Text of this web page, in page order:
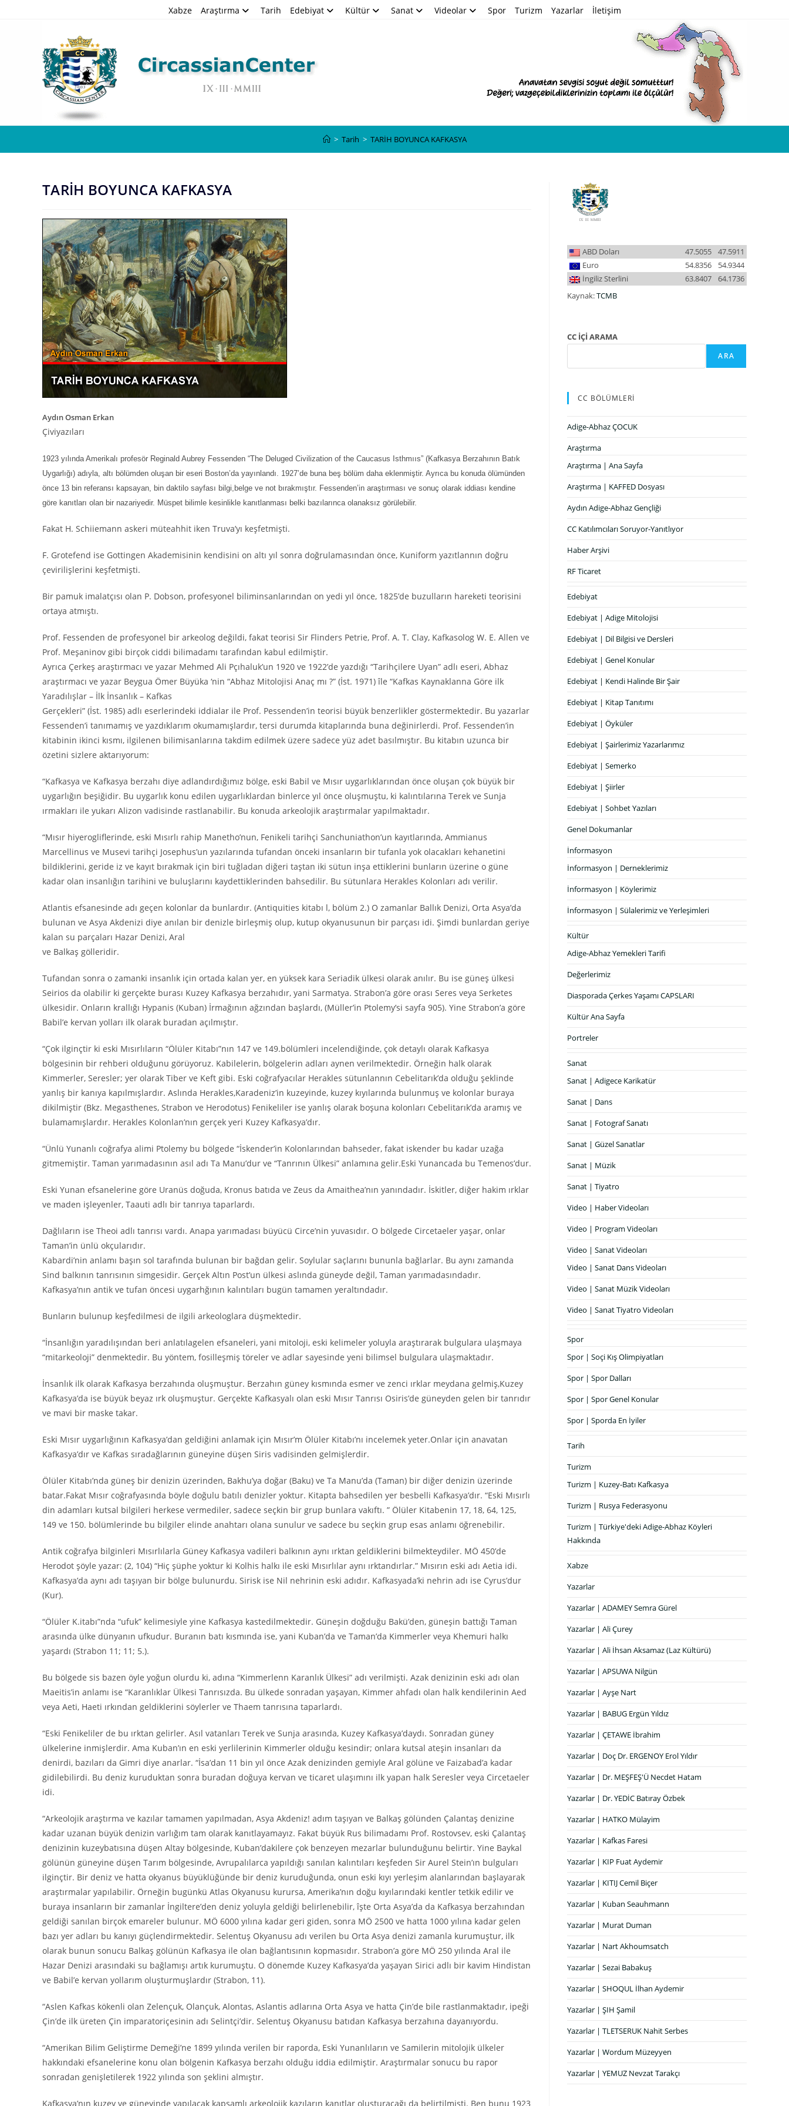
Xabze Araştırma Tarih Edebiyat Kültür Sanat Videolar Spor Turizm Yazarlar İletişim
> Tarih > TARİH BOYUNCA KAFKASYA
TARİH BOYUNCA KAFKASYA
Aydın Osman Erkan
Çiviyazıları
1923 yılında Amerikalı profesör Reginald Aubrey Fessenden “The Deluged Civilization of the Caucasus Isthmııs” (Kafkasya Berzahının Batık
Uygarlığı) adıyla, altı bölümden oluşan bir eseri Boston’da yayınlandı. 1927’de buna beş bölüm daha eklenmiştir. Ayrıca bu konuda ölümünden
önce 13 bin referansı kapsayan, bin daktilo sayfası bilgi,belge ve not bırakmıştır. Fessenden’in araştırması ve sonuç olarak iddiası kendine
göre kanıtları olan bir nazariyedir. Müspet bilimle kesinlikle kanıtlanması belki bazılarınca olanaksız görülebilir.
Fakat H. Schiiemann askeri müteahhit iken Truva’yı keşfetmişti.
F. Grotefend ise Gottingen Akademisinin kendisini on altı yıl sonra doğrulamasından önce, Kuniform yazıtlannın doğru
çevirilişlerini keşfetmişti.
Bir pamuk imalatçısı olan P. Dobson, profesyonel biliminsanlarından on yedi yıl önce, 1825’de buzulların hareketi teorisini
ortaya atmıştı.
Prof. Fessenden de profesyonel bir arkeolog değildi, fakat teorisi Sir Flinders Petrie, Prof. A. T. Clay, Kafkasolog W. E. Allen ve
Prof. Meşaninov gibi birçok ciddi bilimadamı tarafından kabul edilmiştir.
Ayrıca Çerkeş araştırmacı ve yazar Mehmed Ali Pçıhaluk’un 1920 ve 1922’de yazdığı “Tarihçilere Uyan” adlı eseri, Abhaz
araştırmacı ve yazar Beygua Ömer Büyüka ‘nin “Abhaz Mitolojisi Anaç mı ?” (İst. 1971) île “Kafkas Kaynaklanna Göre ilk
Yaradılışlar – İlk İnsanlık – Kafkas
Gerçekleri” (İst. 1985) adlı eserlerindeki iddialar ile Prof. Pessenden’in teorisi büyük benzerlikler göstermektedir. Bu yazarlar
Fessenden’i tanımamış ve yazdıklarım okumamışlardır, tersi durumda kitaplarında buna değinirlerdi. Prof. Fessenden’in
kitabinin ikinci kısmı, ilgilenen bilimisanlarına takdim edilmek üzere sadece yüz adet basılmıştır. Bu kitabın uzunca bir
özetini sizlere aktarıyorum:
“Kafkasya ve Kafkasya berzahı diye adlandırdığımız bölge, eski Babil ve Mısır uygarlıklarından önce oluşan çok büyük bir
uygarlığın beşiğidir. Bu uygarlık konu edilen uygarlıklardan binlerce yıl önce oluşmuştu, ki kalıntılarına Terek ve Sunja
ırmakları ile yukarı Alizon vadisinde rastlanabilir. Bu konuda arkeolojik araştırmalar yapılmaktadır.
“Mısır hiyerogliflerinde, eski Mısırlı rahip Manetho’nun, Fenikeli tarihçi Sanchuniathon’un kayıtlarında, Ammianus
Marcellinus ve Musevi tarihçi Josephus’un yazılarında tufandan önceki insanların bir tufanla yok olacakları kehanetini
bildiklerini, geride iz ve kayıt bırakmak için biri tuğladan diğeri taştan iki sütun inşa ettiklerini bunların üzerine o güne
kadar olan insanlığın tarihini ve buluşlarını kaydettiklerinden bahsedilir. Bu sütunlara Herakles Kolonları adı verilir.
Atlantis efsanesinde adı geçen kolonlar da bunlardır. (Antiquities kitabı l, bölüm 2.) O zamanlar Ballık Denizi, Orta Asya’da
bulunan ve Asya Akdenizi diye anılan bir denizle birleşmiş olup, kutup okyanusunun bir parçası idi. Şimdi bunlardan geriye
kalan su parçaları Hazar Denizi, Aral
ve Balkaş gölleridir.
Tufandan sonra o zamanki insanlık için ortada kalan yer, en yüksek kara Seriadik ülkesi olarak anılır. Bu ise güneş ülkesi
Seirios da olabilir ki gerçekte burası Kuzey Kafkasya berzahıdır, yani Sarmatya. Strabon’a göre orası Seres veya Serketes
ülkesidir. Onların krallığı Hypanis (Kuban) İrmağının ağzından başlardı, (Müller’in Ptolemy’si sayfa 905). Yine Strabon’a göre
Babil’e kervan yolları ilk olarak buradan açılmıştır.
“Çok ilginçtir ki eski Mısırlıların “Ölüler Kitabı”nın 147 ve 149.bölümleri incelendiğinde, çok detaylı olarak Kafkasya
bölgesinin bir rehberi olduğunu görüyoruz. Kabilelerin, bölgelerin adları aynen verilmektedir. Örneğin halk olarak
Kimmerler, Seresler; yer olarak Tiber ve Keft gibi. Eski coğrafyacılar Herakles sütunlannın Cebelitarık’da olduğu şeklinde
yanlış bir kanıya kapılmışlardır. Aslında Herakles,Karadeniz’in kuzeyinde, kuzey kıyılarında bulunmuş ve kolonlar buraya
dikilmiştir (Bkz. Megasthenes, Strabon ve Herodotus) Fenikeliler ise yanlış olarak boşuna kolonları Cebelitarık’da aramış ve
bulamamışlardır. Herakles Kolonlan’nın gerçek yeri Kuzey Kafkasya’dır.
“Ünlü Yunanlı coğrafya alimi Ptolemy bu bölgede “İskender’in Kolonlarından bahseder, fakat iskender bu kadar uzağa
gitmemiştir. Taman yarımadasının asıl adı Ta Manu’dur ve “Tanrının Ülkesi” anlamına gelir.Eski Yunancada bu Temenos’dur.
Eski Yunan efsanelerine göre Uranüs doğuda, Kronus batıda ve Zeus da Amaithea’nın yanındadır. İskitler, diğer hakim ırklar
ve maden işleyenler, Taauti adlı bir tanrıya taparlardı.
Dağlıların ise Theoi adlı tanrısı vardı. Anapa yarımadası büyücü Circe’nin yuvasıdır. O bölgede Circetaeler yaşar, onlar
Taman’in ünlü okçularıdır.
Kabardi’nin anlamı başın sol tarafında bulunan bir bağdan gelir. Soylular saçlarını bununla bağlarlar. Bu aynı zamanda
Sind balkının tanrısının simgesidir. Gerçek Altın Post’un ülkesi aslında güneyde değil, Taman yarımadasındadır.
Kafkasya’nın antik ve tufan öncesi uygarhğının kalıntıları bugün tamamen yeraltındadır.
Bunların bulunup keşfedilmesi de ilgili arkeologlara düşmektedir.
“İnsanlığın yaradılışından beri anlatılagelen efsaneleri, yani mitoloji, eski kelimeler yoluyla araştırarak bulgulara ulaşmaya
“mitarkeoloji” denmektedir. Bu yöntem, fosilleşmiş töreler ve adlar sayesinde yeni bilimsel bulgulara ulaşmaktadır.
İnsanlık ilk olarak Kafkasya berzahında oluşmuştur. Berzahın güney kısmında esmer ve zenci ırklar meydana gelmiş,Kuzey
Kafkasya’da ise büyük beyaz ırk oluşmuştur. Gerçekte Kafkasyalı olan eski Mısır Tanrısı Osiris’de güneyden gelen bir tanrıdır
ve mavi bir maske takar.
Eski Mısır uygarlığının Kafkasya’dan geldiğini anlamak için Mısır’m Ölüler Kitabı’nı incelemek yeter.Onlar için anavatan
Kafkasya’dır ve Kafkas sıradağlarının güneyine düşen Siris vadisinden gelmişlerdir.
Ölüler Kitabı’nda güneş bir denizin üzerinden, Bakhu’ya doğar (Baku) ve Ta Manu’da (Taman) bir diğer denizin üzerinde
batar.Fakat Mısır coğrafyasında böyle doğulu batılı denizler yoktur. Kitapta bahsedilen yer besbelli Kafkasya’dır. “Eski Mısırlı
din adamları kutsal bilgileri herkese vermediler, sadece seçkin bir grup bunlara vakıftı. ” Ölüler Kitabenin 17, 18, 64, 125,
149 ve 150. bölümlerinde bu bilgiler elinde anahtarı olana sunulur ve sadece bu seçkin grup esas anlamı öğrenebilir.
Antik coğrafya bilginleri Mısırlılarla Güney Kafkasya vadileri balkının aynı ırktan geldiklerini bilmekteydiler. MÖ 450’de
Herodot şöyle yazar: (2, 104) “Hiç şüphe yoktur ki Kolhis halkı ile eski Mısırlılar aynı ırktandırlar.” Mısırın eski adı Aetia idi.
Kafkasya’da aynı adı taşıyan bir bölge bulunurdu. Sirisk ise Nil nehrinin eski adıdır. Kafkasyada’ki nehrin adı ise Cyrus’dur
(Kur).
“Ölüler K.itabı”nda “ufuk” kelimesiyle yine Kafkasya kastedilmektedir. Güneşin doğduğu Bakü’den, güneşin battığı Taman
arasında ülke dünyanın ufkudur. Buranın batı kısmında ise, yani Kuban’da ve Taman’da Kimmerler veya Khemuri halkı
yaşardı (Strabon 11; 11; 5.).
Bu bölgede sis bazen öyle yoğun olurdu ki, adına “Kimmerlenn Karanlık Ülkesi” adı verilmişti. Azak denizinin eski adı olan
Maeitis’in anlamı ise “Karanlıklar Ülkesi Tanrısızda. Bu ülkede sonradan yaşayan, Kimmer ahfadı olan halk kendilerinin Aed
veya Aeti, Haeti ırkından geldiklerini söylerler ve Thaem tanrısına taparlardı.
“Eski Fenikeliler de bu ırktan gelirler. Asıl vatanları Terek ve Sunja arasında, Kuzey Kafkasya’daydı. Sonradan güney
ülkelerine inmişlerdir. Ama Kuban’ın en eski yerlilerinin Kimmerler olduğu kesindir; onlara kutsal ateşin insanları da
denirdi, bazıları da Gimri diye anarlar. “İsa’dan 11 bin yıl önce Azak denizinden gemiyle Aral gölüne ve Faizabad’a kadar
gidilebilirdi. Bu deniz kuruduktan sonra buradan doğuya kervan ve ticaret ulaşımını ilk yapan halk Seresler veya Circetaeler
idi.
“Arkeolojik araştırma ve kazılar tamamen yapılmadan, Asya Akdeniz! adım taşıyan ve Balkaş gölünden Çalantaş denizine
kadar uzanan büyük denizin varlığım tam olarak kanıtlayamayız. Fakat büyük Rus bilimadamı Prof. Rostovsev, eski Çalantaş
denizinin kuzeybatısına düşen Altay bölgesinde, Kuban’dakilere çok benzeyen mezarlar bulunduğunu belirtir. Yine Baykal
gölünün güneyine düşen Tarım bölgesinde, Avrupalılarca yapıldığı sanılan kalıntıları keşfeden Sir Aurel Stein’ın bulguları
ilginçtir. Bir deniz ve hatta okyanus büyüklüğünde bir deniz kuruduğunda, onun eski kıyı yerleşim alanlarından başlayarak
araştırmalar yapılabilir. Örneğin bugünkü Atlas Okyanusu kurursa, Amerika’nın doğu kıyılarındaki kentler tetkik edilir ve
buraya insanların bir zamanlar İngiltere’den deniz yoluyla geldiği belirlenebilir, îşte Orta Asya’da da Kafkasya berzahından
geldiği sanılan birçok emareler bulunur. MÖ 6000 yılına kadar geri giden, sonra MÖ 2500 ve hatta 1000 yılına kadar gelen
bazı yer adları bu kanıyı güçlendirmektedir. Selentuş Okyanusu adı verilen bu Orta Asya denizi zamanla kurumuştur, ilk
olarak bunun sonucu Balkaş gölünün Kafkasya ile olan bağlantısının kopmasıdır. Strabon’a göre MÖ 250 yılında Aral ile
Hazar Denizi arasındaki su bağlamışı artık kurumuştu. O dönemde Kuzey Kafkasya’da yaşayan Sirici adlı bir kavim Hindistan
ve Babil’e kervan yollarım oluşturmuşlardır (Strabon, 11).
“Aslen Kafkas kökenli olan Zelençuk, Olançuk, Alontas, Aslantis adlarına Orta Asya ve hatta Çin’de bile rastlanmaktadır, ipeği
Çin’de ilk üreten Çin imparatoriçesinin adı Selintçi’dir. Selentuş Okyanusu batıdan Kafkasya berzahına dayanıyordu.
“Amerikan Bilim Geliştirme Demeği’ne 1899 yılında verilen bir raporda, Eski Yunanlıların ve Samilerin mitolojik ülkeler
hakkındaki efsanelerine konu olan bölgenin Kafkasya berzahı olduğu iddia edilmiştir. Araştırmalar sonucu bu rapor
sonradan genişletilerek 1922 yılında son şeklini almıştır.
Kafkasya’nın kuzey ve güneyinde yapılacak kapsamlı arkeolojik kazıların kanıtlar oluşturacağı da belirtilmişti. Ben bunu 1923
ABD Doları 47.5911
47.5055
Euro
54.9344
54.8356
İngiliz Sterlini
64.1736
63.8407
Kaynak:TCMB
CC İÇİ ARAMA
ARA
CC BÖLÜMLERİ
Adige-Abhaz ÇOCUK
Araştırma
Araştırma | Ana Sayfa
Araştırma | KAFFED Dosyası
Aydın Adige-Abhaz Gençliği
CC Katılımcıları Soruyor-Yanıtlıyor
Haber Arşivi
RF Ticaret
Edebiyat
Edebiyat | Adige Mitolojisi
Edebiyat | Dil Bilgisi ve Dersleri
Edebiyat | Genel Konular
Edebiyat | Kendi Halinde Bir Şair
Edebiyat | Kitap Tanıtımı
Edebiyat | Öyküler
Edebiyat | Şairlerimiz Yazarlarımız
Edebiyat | Semerko
Edebiyat | Şiirler
Edebiyat | Sohbet Yazıları
Genel Dokumanlar
İnformasyon
İnformasyon | Derneklerimiz
İnformasyon | Köylerimiz
İnformasyon | Sülalerimiz ve Yerleşimleri
Kültür
Adige-Abhaz Yemekleri Tarifi
Değerlerimiz
Diasporada Çerkes Yaşamı CAPSLARI
Kültür Ana Sayfa
Portreler
Sanat
Sanat | Adigece Karikatür
Sanat | Dans
Sanat | Fotograf Sanatı
Sanat | Güzel Sanatlar
Sanat | Müzik
Sanat | Tiyatro
Video | Haber Videoları
Video | Program Videoları
Video | Sanat Videoları
Video | Sanat Dans Videoları
Video | Sanat Müzik Videoları
Video | Sanat Tiyatro Videoları
Spor
Spor | Soçi Kış Olimpiyatları
Spor | Spor Dalları
Spor | Spor Genel Konular
Spor | Sporda En İyiler
Tarih
Turizm
Turizm | Kuzey-Batı Kafkasya
Turizm | Rusya Federasyonu
Turizm | Türkiye'deki Adige-Abhaz Köyleri
Hakkında
Xabze
Yazarlar
Yazarlar | ADAMEY Semra Gürel
Yazarlar | Ali Çurey
Yazarlar | Ali İhsan Aksamaz (Laz Kültürü)
Yazarlar | APSUWA Nilgün
Yazarlar | Ayşe Nart
Yazarlar | BABUG Ergün Yıldız
Yazarlar | ÇETAWE İbrahim
Yazarlar | Doç Dr. ERGENOY Erol Yıldır
Yazarlar | Dr. MEŞFEŞ'Ü Necdet Hatam
Yazarlar | Dr. YEDİC Batıray Özbek
Yazarlar | HATKO Mülayim
Yazarlar | Kafkas Faresi
Yazarlar | KIP Fuat Aydemir
Yazarlar | KITIJ Cemil Biçer
Yazarlar | Kuban Seauhmann
Yazarlar | Murat Duman
Yazarlar | Nart Akhoumsatch
Yazarlar | Sezai Babakuş
Yazarlar | SHOQUL İlhan Aydemir
Yazarlar | ŞIH Şamil
Yazarlar | TLETSERUK Nahit Serbes
Yazarlar | Wordum Müzeyyen
Yazarlar | YEMUZ Nevzat Tarakçı